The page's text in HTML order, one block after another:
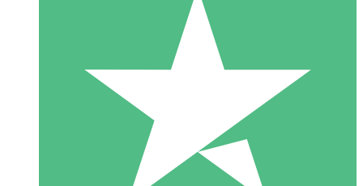
Individuelle Credit-Pakete
Zahlen Sie nach Bedarf mit Download-Credits. Keine
monatliche Verpflichtung erforderlich.
10 00